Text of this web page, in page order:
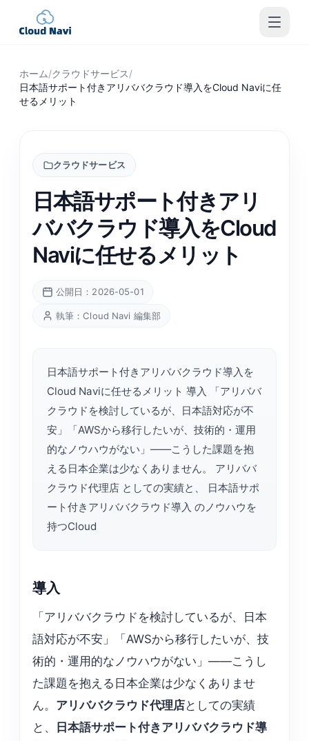
ホーム/クラウドサービス/
日本語サポート付きアリババクラウド導入をCloud Naviに任
せるメリット
クラウドサービス
日本語サポート付きアリ
ババクラウド導入をCloud
Naviに任せるメリット
公開日：2026-05-01
執筆：Cloud Navi 編集部
日本語サポート付きアリババクラウド導入を
Cloud Naviに任せるメリット 導入 「アリババ
クラウドを検討しているが、日本語対応が不
安」「AWSから移行したいが、技術的・運用
的なノウハウがない」——こうした課題を抱
える日本企業は少なくありません。 アリババ
クラウド代理店 としての実績と、 日本語サポ
ート付きアリババクラウド導入 のノウハウを
持つCloud
導入
「アリババクラウドを検討しているが、日本
語対応が不安」「AWSから移行したいが、技
術的・運用的なノウハウがない」——こうし
た課題を抱える日本企業は少なくありませ
ん。 アリババクラウド代理店としての実績
と、
日本語サポート付きアリババクラウド導